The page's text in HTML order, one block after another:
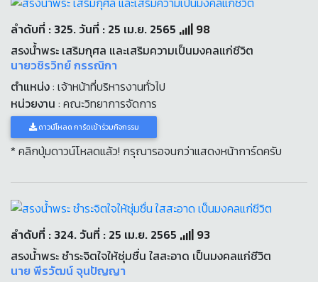
ลำดับที่ : 325. วันที่ : 25 เม.ย. 2565
98
สรงน้ำพระ เสริมกุศล และเสริมความเป็นมงคลแก่ชีวิต
นายวชิรวิทย์ กรรณิกา
ตำแหน่ง: เจ้าหน้าที่บริหารงานทั่วไป
หน่วยงาน : คณะวิทยาการจัดการ
ดาวน์โหลด การ์ดเข้าร่วมกิจกรรม
* คลิกปุ่มดาวน์โหลดแล้ว! กรุณารอจนกว่าแสดงหน้าการ์ดครับ
ลำดับที่ : 324. วันที่ : 25 เม.ย. 2565
93
สรงน้ำพระ ชำระจิตใจให้ชุ่มชื่น ใสสะอาด เป็นมงคลแก่ชีวิต
นาย พีรวัฒน์ จุนปัญญา